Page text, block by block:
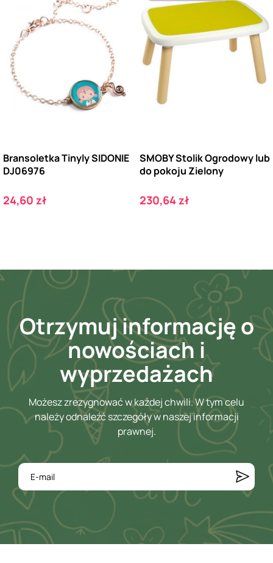
Bransoletka Tinyly SIDONIE
DJ06976
Cena
24,60 zł
SMOBY Stolik Ogrodowy lub
do pokoju Zielony
Cena
230,64 zł
Otrzymuj informację o
nowościach i
wyprzedażach
Możesz zrezygnować w każdej chwili. W tym celu
należy odnaleźć szczegóły w naszej informacji
prawnej.